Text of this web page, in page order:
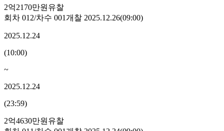
2억2170만원 유찰
회차 012/차수 001개찰 2025.12.26(09:00)
2025.12.24
(10:00)
~
2025.12.24
(23:59)
2억4630만원 유찰